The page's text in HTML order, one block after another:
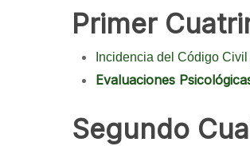
Primer
Incidencia del Código
Evaluaciones
Segundo